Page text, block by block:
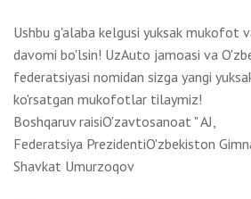
Ushbu g'alaba kelgusi yuksak mukofot
davomi bo'lsin! UzAuto jamoasi va
federatsiyasi nomidan sizga yangi
ko'rsatgan mukofotlar tilaymiz!
Boshqaruv raisiO'zavtosanoat " AJ,
Federatsiya PrezidentiO'zbekiston
Shavkat Umurzoqov